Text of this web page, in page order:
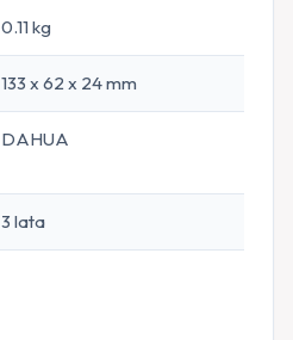
0.11 kg
133 x 62 x 24 mm
DAHUA
3 lata